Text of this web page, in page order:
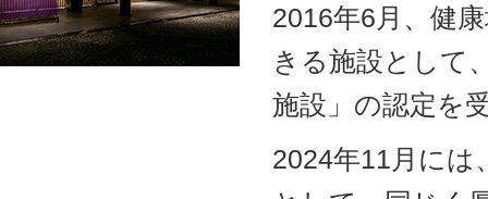
2016年6月、健
きる施設として
施設」の認定を
2024年11月には